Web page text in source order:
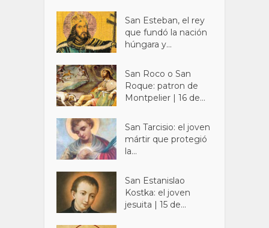
San Esteban, el rey
que fundó la nación
húngara y...
San Roco o San
Roque: patron de
Montpelier | 16 de...
San Tarcisio: el joven
mártir que protegió
la...
San Estanislao
Kostka: el joven
jesuita | 15 de...